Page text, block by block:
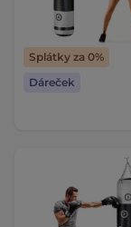
Splátky za 0%
Dáreček